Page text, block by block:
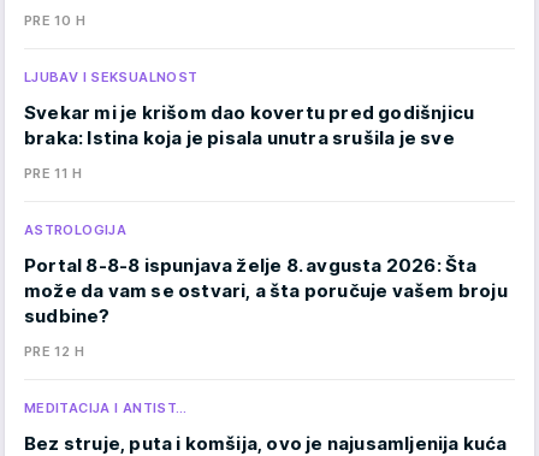
PRE 10 H
LJUBAV I SEKSUALNOST
Svekar mi je krišom dao kovertu pred godišnjicu
braka: Istina koja je pisala unutra srušila je sve
PRE 11 H
ASTROLOGIJA
Portal 8-8-8 ispunjava želje 8. avgusta 2026: Šta
može da vam se ostvari, a šta poručuje vašem broju
sudbine?
PRE 12 H
MEDITACIJA I ANTIST…
Bez struje, puta i komšija, ovo je najusamljenija kuća